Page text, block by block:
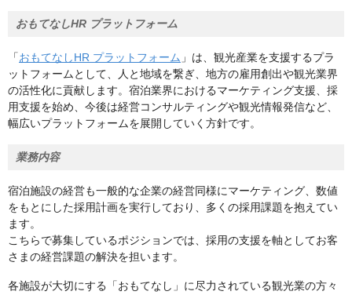
おもてなしHR プラットフォーム
「おもてなしHR プラットフォーム 」は、観光産業を支援するプラ
ットフォームとして、人と地域を繋ぎ、地方の雇用創出や観光業界
の活性化に貢献します。宿泊業界におけるマーケティング支援、採
用支援を始め、今後は経営コンサルティングや観光情報発信など、
幅広いプラットフォームを展開していく方針です。
業務内容
宿泊施設の経営も一般的な企業の経営同様にマーケティング、数値
をもとにした採用計画を実行しており、多くの採用課題を抱えてい
ます。
こちらで募集しているポジションでは、採用の支援を軸としてお客
さまの経営課題の解決を担います。
各施設が大切にする「おもてなし」に尽力されている観光業の方々